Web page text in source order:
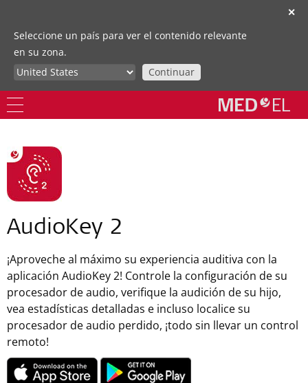
✕
Seleccione un país para ver el contenido relevante
en su zona.
Continuar
AudioKey 2
¡Aproveche al máximo su experiencia auditiva con la
aplicación AudioKey 2! Controle la configuración de su
procesador de audio, verifique la audición de su hijo,
vea estadísticas detalladas e incluso localice su
procesador de audio perdido, ¡todo sin llevar un control
remoto!